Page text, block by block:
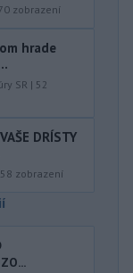
zobrazení
hrade
SR | 52
DRÍSTY
zobrazení